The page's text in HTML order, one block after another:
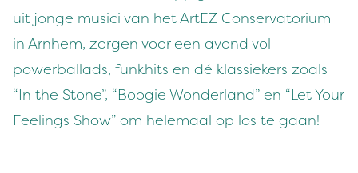
uit jonge musici van het ArtEZ Conservatorium
in Arnhem, zorgen voor een avond vol
powerballads, funkhits en dé klassiekers zoals
“In the Stone”, “Boogie Wonderland” en “Let Your
Feelings Show” om helemaal op los te gaan!